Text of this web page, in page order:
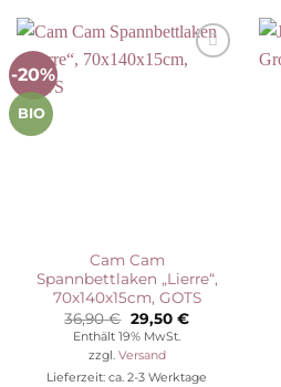
-20%
BIO
Cam Cam
Spannbettlaken „Lierre“,
70x140x15cm, GOTS
36,90€ Ursprünglicher
Preis
war:
36,90 €
29,50 €Aktueller
Enthält 19% MwSt.
zzgl. Versand
Lieferzeit: ca. 2-3 Werktage